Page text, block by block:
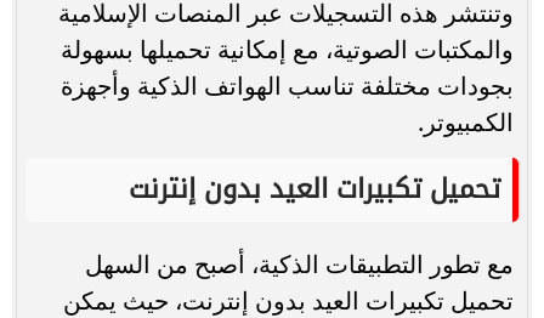
وتنتشر هذه التسجيلات عبر المنصات الإسلامية
والمكتبات الصوتية، مع إمكانية تحميلها بسهولة
بجودات مختلفة تناسب الهواتف الذكية وأجهزة
الكمبيوتر.
تحميل تكبيرات العيد بدون إنترنت
مع تطور التطبيقات الذكية، أصبح من السهل
تحميل تكبيرات العيد بدون إنترنت، حيث يمكن